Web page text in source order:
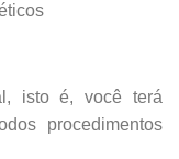
isto é, você terá
procedimentos